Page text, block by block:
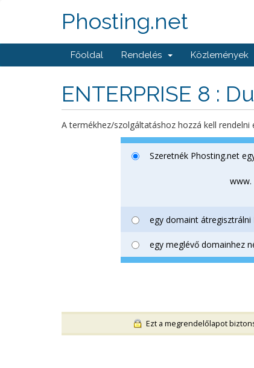
Phosting.net
Főoldal Rendelés Közlemények
ENTERPRISE 8 :
A termékhez/szolgáltatáshoz hozzá kell
Szeretnék Phosting.net
www.
egy domaint átregisztrálni
egy meglévő domainhez
Ezt a megrendelőlapot